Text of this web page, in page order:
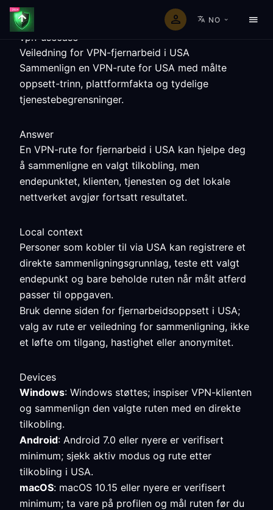
NO
vpn-usecase
Veiledning for VPN-fjernarbeid i USA
Sammenlign en VPN-rute for USA med målte
oppsett-trinn, plattformfakta og tydelige
tjenestebegrensninger.
Answer
En VPN-rute for fjernarbeid i USA kan hjelpe deg
å sammenligne en valgt tilkobling, men
endepunktet, klienten, tjenesten og det lokale
nettverket avgjør fortsatt resultatet.
Local context
Personer som kobler til via USA kan registrere et
direkte sammenligningsgrunnlag, teste ett valgt
endepunkt og bare beholde ruten når målt atferd
passer til oppgaven.
Bruk denne siden for fjernarbeidsoppsett i USA;
valg av rute er veiledning for sammenligning, ikke
et løfte om tilgang, hastighet eller anonymitet.
Devices
Windows: Windows støttes; inspiser VPN-klienten
og sammenlign den valgte ruten med en direkte
tilkobling.
Android: Android 7.0 eller nyere er verifisert
minimum; sjekk aktiv modus og rute etter
tilkobling i USA.
macOS: macOS 10.15 eller nyere er verifisert
minimum; ta vare på profilen og mål ruten før du